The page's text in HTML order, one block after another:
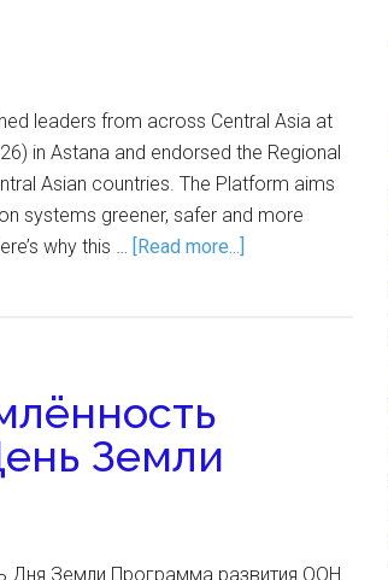
leaders from across Central Asia at
in Astana and endorsed the Regional
Asian countries. The Platform aims
systems greener, safer and more
why this … [Read more...]
Земли
Дня Земли Программа развития ООН